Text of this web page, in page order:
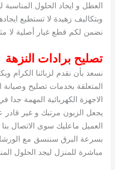
العطل و ايجاد الحلول
وبتكاليف زهيدة لا تستطيع
نضمن لكم قطع غيار أصلية لا
تصليح برادات النزهة
نسعد بأن نقدم لزبائنا
المتعلقة بخدمات تصليح وصيانة
الاجهزة الكهربائية المهمة
يجعل الزبون مرتبك و غير
العميل ماعليك سوى الاتصال
بسرعة البرق سننسق مع
مباشرة للمنزل ليجد الحلول